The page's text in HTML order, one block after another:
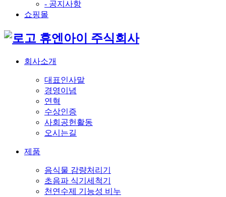
- 공지사항
쇼핑몰
휴엔아이 주식회사
회사소개
대표인사말
경영이념
연혁
수상인증
사회공헌활동
오시는길
제품
음식물 감량처리기
초음파 식기세척기
천연수제 기능성 비누